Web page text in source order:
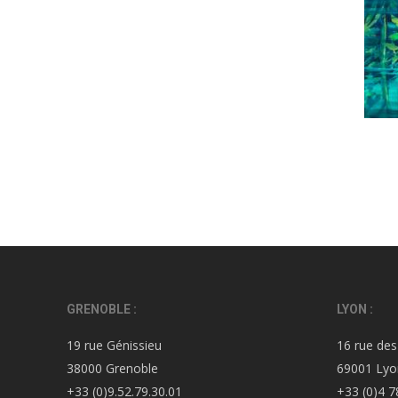
GRENOBLE :
19 rue Génissieu
38000 Grenoble
+33 (0)9.52.79.30.01
LYON :
16 rue
69001
+33 (0)4